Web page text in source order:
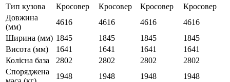
Тип кузова Кросовер Кросовер Кросовер
Кросовер
Довжина
(мм)
4616 4616 4616
4616
Ширина (мм) 1845 1845 1845
1845
Висота (мм)
1641 1641 1641
1641
Колісна база
2802 2802 2802
2802
Споряджена
1948 1948 1948 1948